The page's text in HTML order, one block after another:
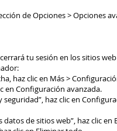
de Opciones > Opciones
tu sesión en los sitios
haz clic en Más >
en Configuración avanzada.
seguridad”, haz clic en
datos de sitios web”, haz clic